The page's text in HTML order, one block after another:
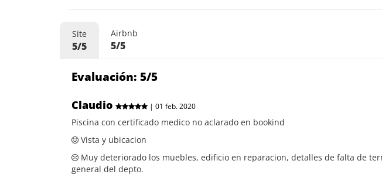
Site
5/5
Airbnb
5/5
Evaluación: 5/5
Claudio | 01 feb. 2020
Piscina con certificado medico no aclarado en bookind
Vista y ubicacion
Muy deteriorado los muebles, edificio en reparacion, detalles de falta de
general del depto.